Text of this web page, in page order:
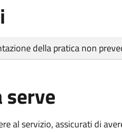
della pratica non
serve
al servizio, assicurati di